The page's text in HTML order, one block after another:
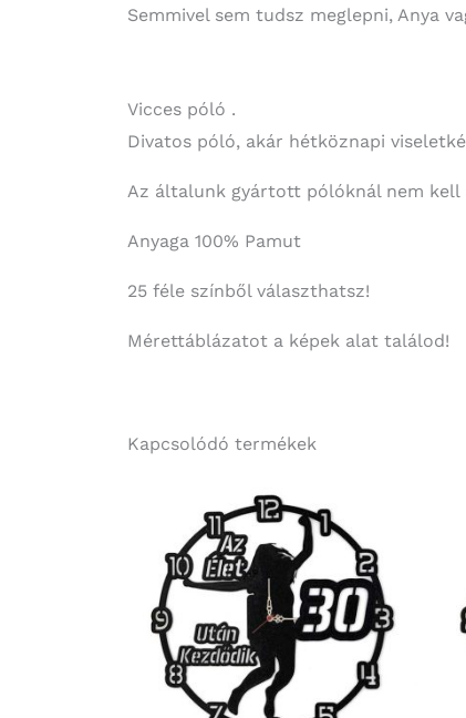
Semmivel sem tudsz meglepni, Anya
Vicces póló .
Divatos póló, akár hétköznapi
Az általunk gyártott pólóknál nem kell
Anyaga 100% Pamut
25 féle színből választhatsz!
Mérettáblázatot a képek alat találod!
Kapcsolódó termékek